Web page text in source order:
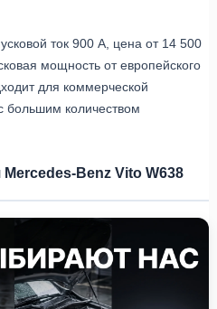
ток 900 А, цена от 14 500
мощность от европейского
для коммерческой
большим количеством
Benz Vito W638